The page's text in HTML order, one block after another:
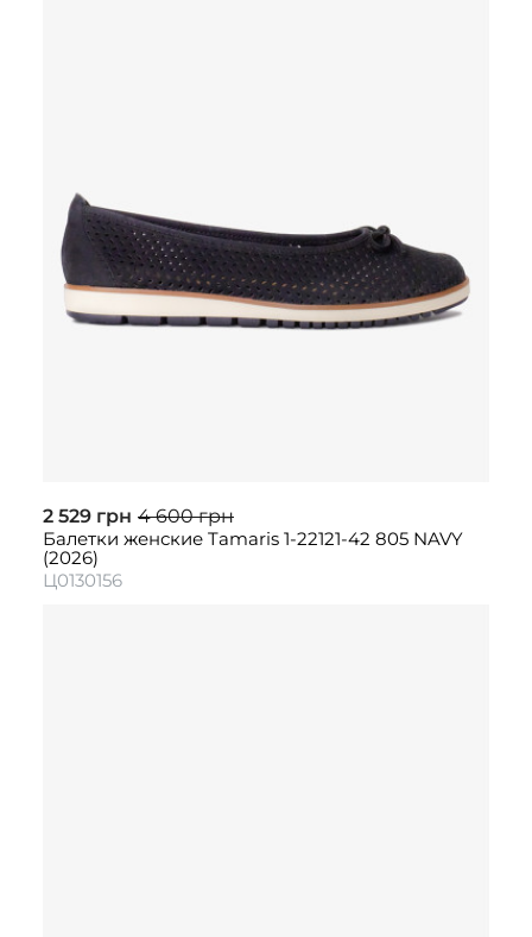
2 529 грн 4 600 грн
Балетки женские Tamaris 1-22121-42 805 NAVY
(2026)
Ц0130156